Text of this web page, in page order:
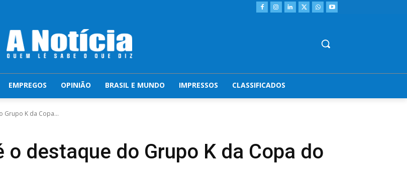
EMPREGOS OPINIÃO BRASIL E MUNDO IMPRESSOS CLASSIFICADOS
Grupo K da Copa...
o destaque do Grupo K da Copa do